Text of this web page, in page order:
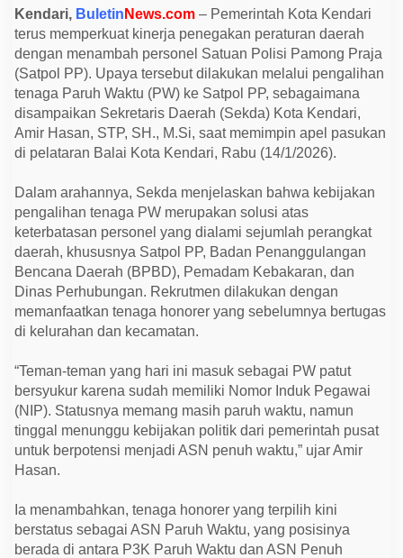
p
o
l
P
P
L
e
w
a
t
e
a
l
h
a
n
A
S
N
P
a
h
W
a
k
t
Kendari, Buletin News.com – Pemerintah Kota Kendari
terus memperkuat kinerja penegakan peraturan daerah
dengan menambah personel Satuan Polisi Pamong Praja
(Satpol PP). Upaya tersebut dilakukan melalui pengalihan
tenaga Paruh Waktu (PW) ke Satpol PP, sebagaimana
disampaikan Sekretaris Daerah (Sekda) Kota Kendari,
Amir Hasan, STP, SH., M.Si, saat memimpin apel pasukan
di pelataran Balai Kota Kendari, Rabu (14/1/2026).
Dalam arahannya, Sekda menjelaskan bahwa kebijakan
pengalihan tenaga PW merupakan solusi atas
keterbatasan personel yang dialami sejumlah perangkat
daerah, khususnya Satpol PP, Badan Penanggulangan
Bencana Daerah (BPBD), Pemadam Kebakaran, dan
Dinas Perhubungan. Rekrutmen dilakukan dengan
memanfaatkan tenaga honorer yang sebelumnya bertugas
di kelurahan dan kecamatan.
“Teman-teman yang hari ini masuk sebagai PW patut
bersyukur karena sudah memiliki Nomor Induk Pegawai
(NIP). Statusnya memang masih paruh waktu, namun
tinggal menunggu kebijakan politik dari pemerintah pusat
untuk berpotensi menjadi ASN penuh waktu,” ujar Amir
Hasan.
Ia menambahkan, tenaga honorer yang terpilih kini
berstatus sebagai ASN Paruh Waktu, yang posisinya
berada di antara P3K Paruh Waktu dan ASN Penuh